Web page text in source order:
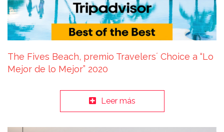
The Fives Beach, premio Travelers´ Choice a “Lo
Mejor de lo Mejor” 2020
Leer más